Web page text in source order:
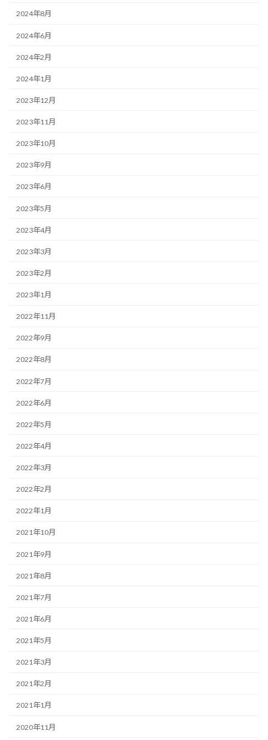
2024年8月
2024年6月
2024年2月
2024年1月
2023年12月
2023年11月
2023年10月
2023年9月
2023年6月
2023年5月
2023年4月
2023年3月
2023年2月
2023年1月
2022年11月
2022年9月
2022年8月
2022年7月
2022年6月
2022年5月
2022年4月
2022年3月
2022年2月
2022年1月
2021年10月
2021年9月
2021年8月
2021年7月
2021年6月
2021年5月
2021年3月
2021年2月
2021年1月
2020年11月